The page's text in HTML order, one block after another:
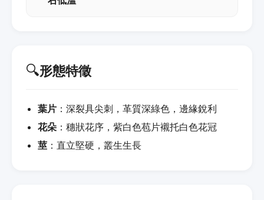
🔍形態特徵
葉片 ：深裂具尖刺，革質深綠色，邊緣銳利
花朵 ：穗狀花序，紫白色苞片襯托白色花冠
莖 ：直立堅硬，叢生生長